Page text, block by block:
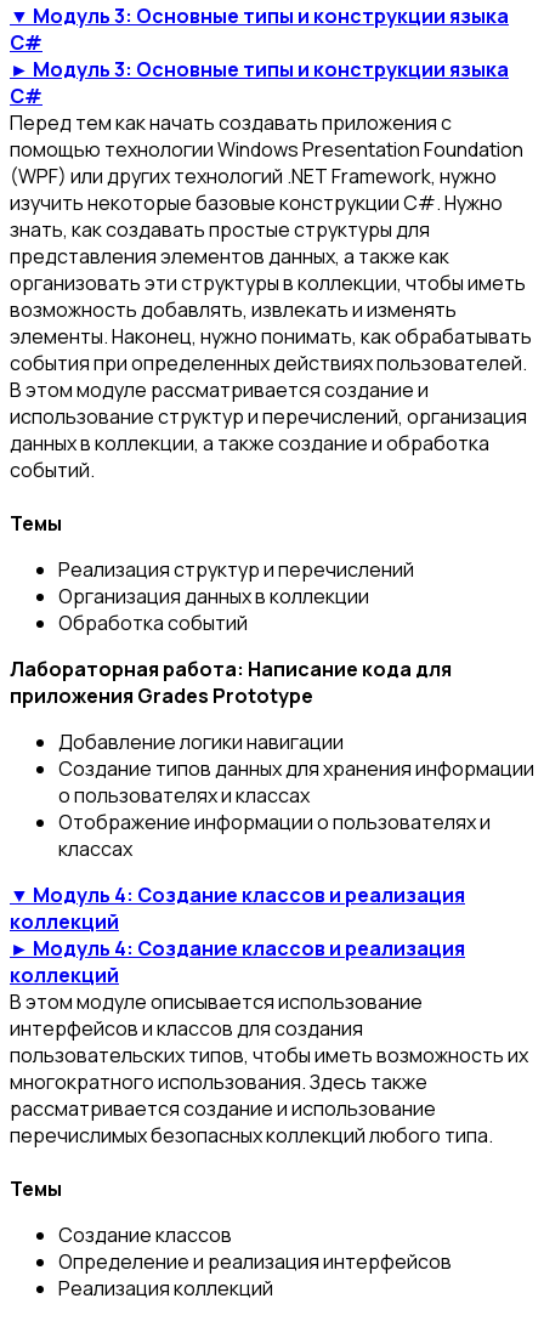
▼ Модуль 3: Основные типы и конструкции языка
C#
► Модуль 3: Основные типы и конструкции языка
C#
Перед тем как начать создавать приложения с
помощью технологии Windows Presentation Foundation
(WPF) или других технологий .NET Framework, нужно
изучить некоторые базовые конструкции C#. Нужно
знать, как создавать простые структуры для
представления элементов данных, а также как
организовать эти структуры в коллекции, чтобы иметь
возможность добавлять, извлекать и изменять
элементы. Наконец, нужно понимать, как обрабатывать
события при определенных действиях пользователей.
В этом модуле рассматривается создание и
использование структур и перечислений, организация
данных в коллекции, а также создание и обработка
событий.
Темы
Реализация структур и перечислений
Организация данных в коллекции
Обработка событий
Лабораторная работа: Написание кода для
приложения Grades Prototype
Добавление логики навигации
Создание типов данных для хранения информации
о пользователях и классах
Отображение информации о пользователях и
классах
▼ Модуль 4: Создание классов и реализация
коллекций
► Модуль 4: Создание классов и реализация
коллекций
В этом модуле описывается использование
интерфейсов и классов для создания
пользовательских типов, чтобы иметь возможность их
многократного использования. Здесь также
рассматривается создание и использование
перечислимых безопасных коллекций любого типа.
Темы
Создание классов
Определение и реализация интерфейсов
Реализация коллекций